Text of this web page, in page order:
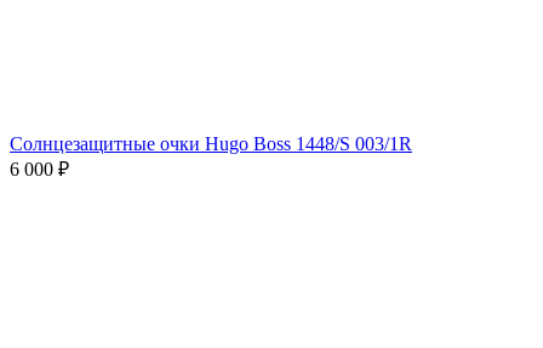
Солнцезащитные очки Hugo Boss 1448/S 003/1R
6 000 ₽